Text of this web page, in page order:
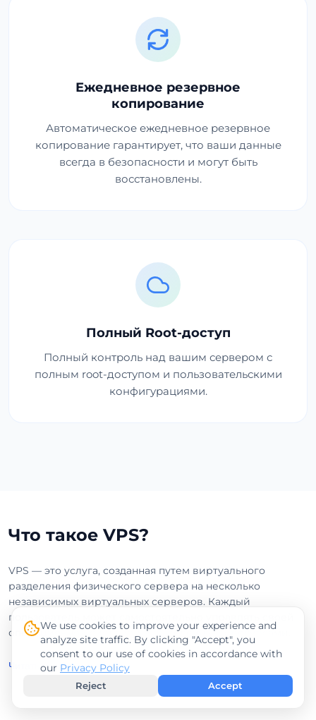
Ежедневное резервное
копирование
Автоматическое ежедневное резервное
копирование гарантирует, что ваши данные
всегда в безопасности и могут быть
восстановлены.
Полный Root-доступ
Полный контроль над вашим сервером с
полным root-доступом и пользовательскими
конфигурациями.
Что такое VPS?
VPS — это услуга, созданная путем виртуального
разделения физического сервера на несколько
независимых виртуальных серверов. Каждый
пользователь может самостоятельно управлять своей
операционной системой и выделенными ресурсами.
Читать далее
We use cookies to improve your experience and
analyze site traffic. By clicking "Accept", you
consent to our use of cookies in accordance with
our Privacy Policy
Reject Accept